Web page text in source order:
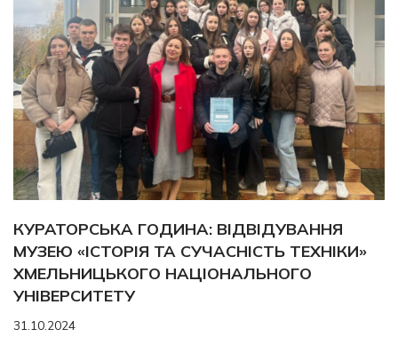
КУРАТОРСЬКА ГОДИНА: ВІДВІДУВАННЯ
МУЗЕЮ «ІСТОРІЯ ТА СУЧАСНІСТЬ ТЕХНІКИ»
ХМЕЛЬНИЦЬКОГО НАЦІОНАЛЬНОГО
УНІВЕРСИТЕТУ
31.10.2024